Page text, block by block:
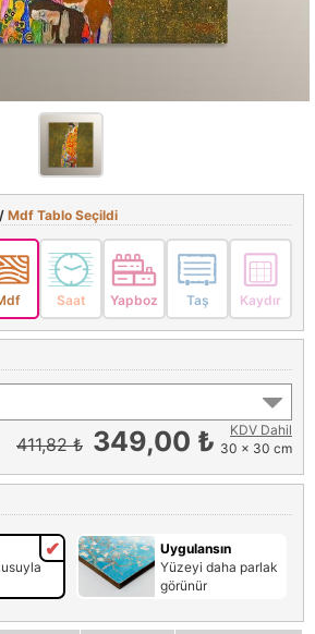
Mdf Tablo Seçildi
Saat Yapboz Taş Kaydır
411,82 ₺ 349,00 ₺
KDV Dahil
30 x 30 cm
Uygulansın
Yüzeyi daha parlak
görünür